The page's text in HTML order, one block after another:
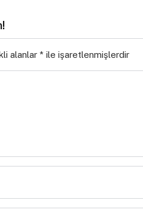
alanlar * ile işaretlenmişlerdir